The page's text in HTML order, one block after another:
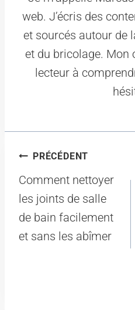
web. J’écris des
et sourcés autour de
et du bricolage. Mon
lecteur à
Navigation
de
l’article
PRÉCÉDENT
Comment nettoyer
les joints de salle
de bain facilement
et sans les abîmer